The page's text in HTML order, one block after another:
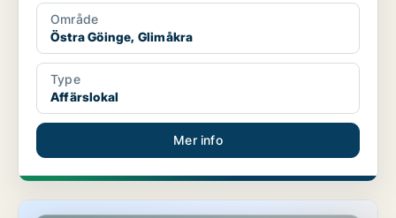
Område
Östra Göinge, Glimåkra
Type
Affärslokal
Mer info
Lediga lokaler i Östra Göinge, Broby